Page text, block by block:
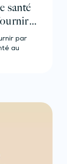
santé
?par
au